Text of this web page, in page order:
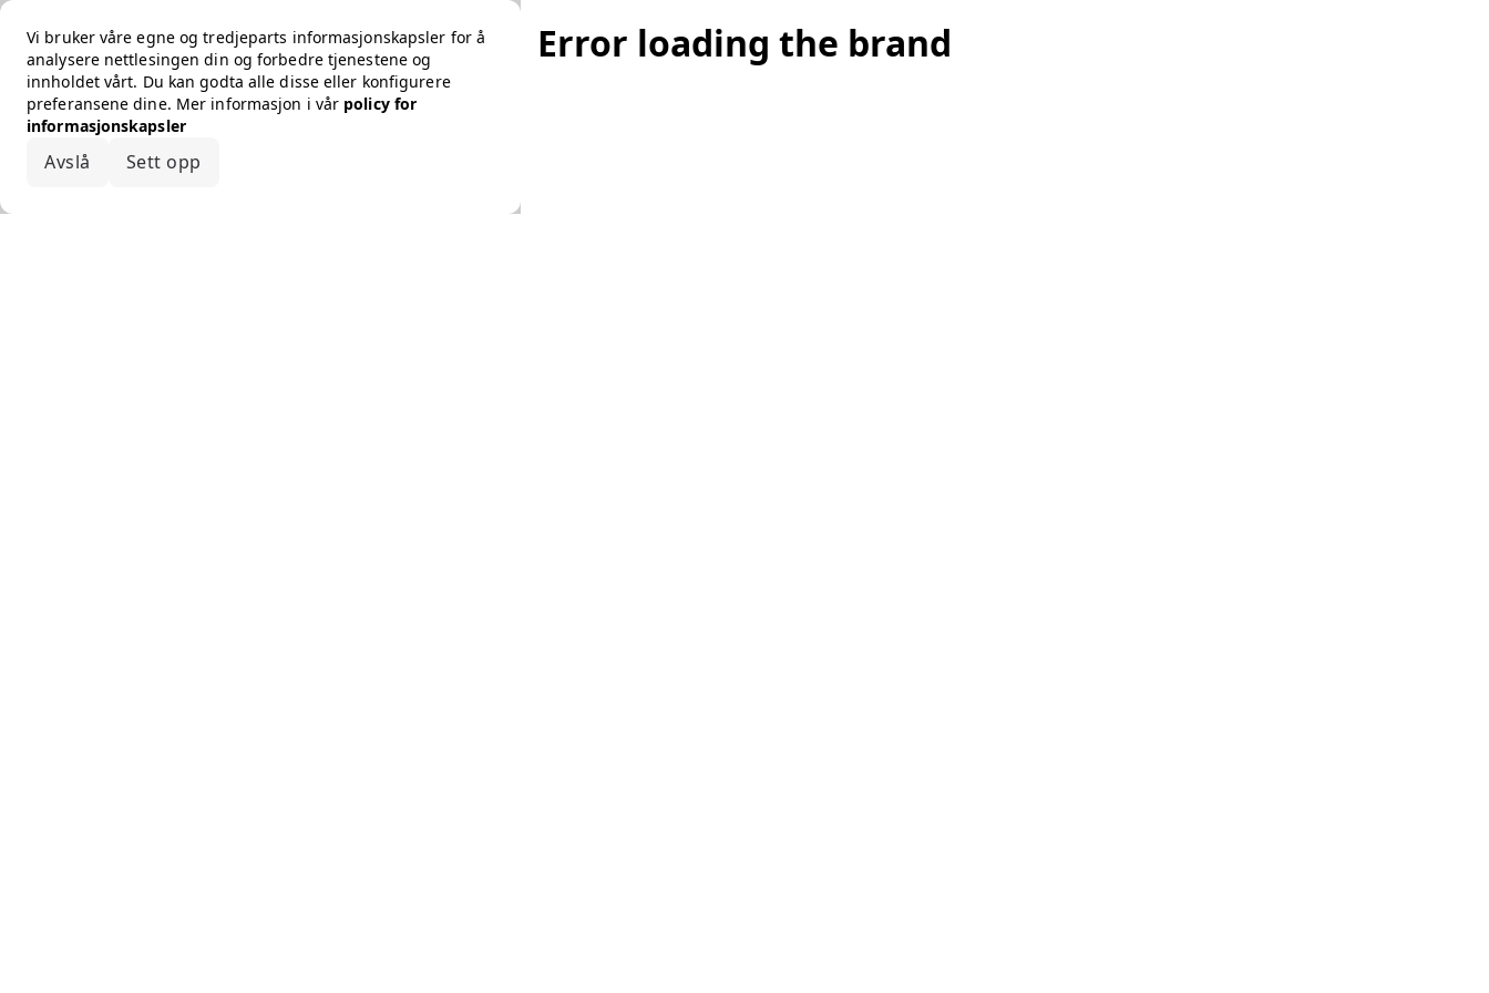
Vi bruker våre egne og tredjeparts informasjonskapsler for å
analysere nettlesingen din og forbedre tjenestene og
innholdet vårt. Du kan godta alle disse eller konfigurere
preferansene dine. Mer informasjon i vår policy for
informasjonskapsler
Avslå Sett opp
Error loading the brand